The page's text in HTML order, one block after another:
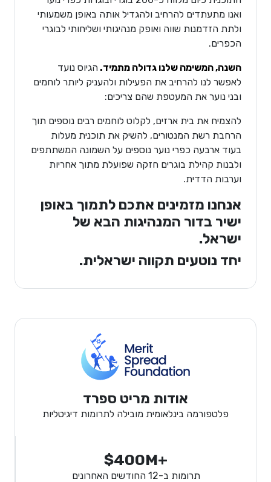
ואנו מתעתדים להרחיב ולהגדיל אותה באופן משמעותי
ולתת הזדמנות שווה ואופק מנהיגותי ושליחותי לבוגרי
הכפרים.
השנה, המשימה שלנו גדולה מתמיד. הגיוס נועד
לאפשר לנו להרחיב את הפעילות ולהעניק ליותר לוחמים
ובני נוער את המעטפת שהם צריכים:
להצמיח את בית ארזים, לקלוט לוחמים רבים נוספים תוך
הרחבת רשת המנטורים, להשיק את תוכנית מעלות
בעוד ארבעה כפרי נוער נוספים על השמונה המשתתפים
ולבנות קהילת בוגרים חזקה שפועלת מתוך אחריות
וערבות הדדית.
אנחנו מזמינים אתכם לתמוך באופן
ישיר בדור המנהיגות הבא של
ישראל.
יחד נוטעים תקווה ישראלית.
אודות מריט ספרד
פלטפורמה בינלאומית מובילה לתרומות דיגיטליות
$400M+
תרומות ב-12 החודשים האחרונים